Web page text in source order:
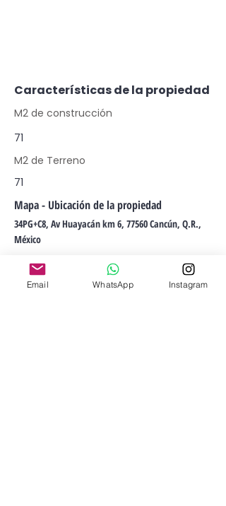
Características de la propiedad
M2 de construcción
71
M2 de Terreno
71
Mapa - Ubicación de la propiedad
34PG+C8, Av Huayacán km 6, 77560 Cancún, Q.R.,
México
Email WhatsApp Instagram